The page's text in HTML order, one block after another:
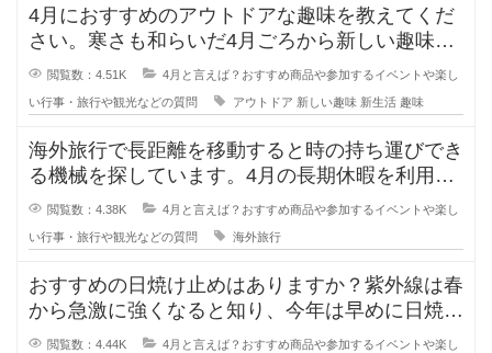
4月におすすめのアウトドアな趣味を教えてくだ
さい。寒さも和らいだ4月ごろから新しい趣味を
開拓したいのですが、外で行う手軽
閲覧数：4.51K 4月と言えば？おすすめ商品や参加するイベントや楽し
い行事・旅行や観光などの質問 アウトドア 新しい趣味 新生活 趣味
海外旅行で長距離を移動すると時の持ち運びでき
る機械を探しています。4月の長期休暇を利用し
て母と海外旅行に行きます。しかし
閲覧数：4.38K 4月と言えば？おすすめ商品や参加するイベントや楽し
い行事・旅行や観光などの質問 海外旅行
おすすめの日焼け止めはありますか？紫外線は春
から急激に強くなると知り、今年は早めに日焼け
対策を始めようと思っています。
閲覧数：4.44K 4月と言えば？おすすめ商品や参加するイベントや楽し